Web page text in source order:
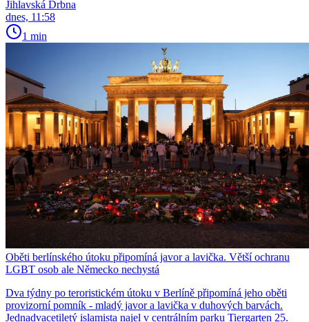
Jihlavská Drbna
dnes, 11:58
1 min
Oběti berlínského útoku připomíná javor a lavička. Větší ochranu
LGBT osob ale Německo nechystá
Dva týdny po teroristickém útoku v Berlíně připomíná jeho oběti
provizorní pomník - mladý javor a lavička v duhových barvách.
Jednadvacetiletý islamista najel v centrálním parku Tiergarten 25.